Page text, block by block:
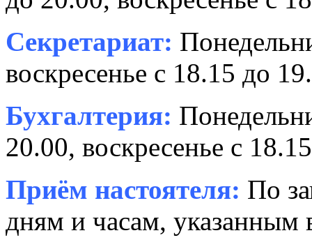
Секретариат:
воскресенье с 18.15 до
Бухгалтерия:
20.00, воскресенье с
Приём настоятеля: По
дням и часам, указанным